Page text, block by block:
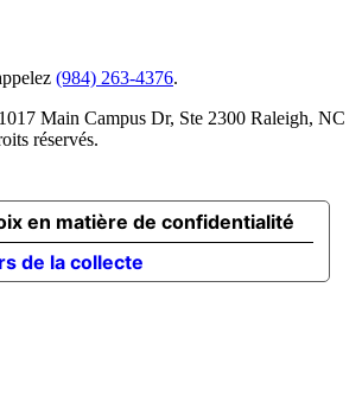
(984) 263-4376.
Main Campus Dr, Ste 2300 Raleigh, NC
réservés.
de la collecte
en matière de confidentialité